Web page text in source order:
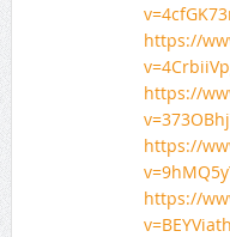
https://
https://
https://
https://